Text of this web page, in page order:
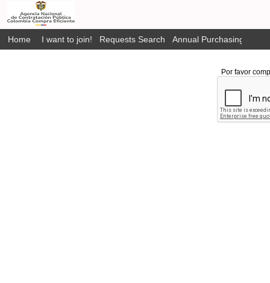
Home I want to join! Requests Search Annual Purchasing Plan
Por favor